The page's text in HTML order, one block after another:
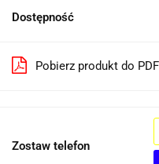
Dostępność
Pobierz produkt do PDF
Zostaw telefon